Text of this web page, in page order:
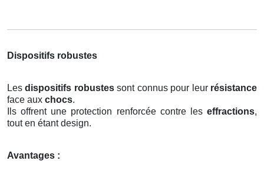
Dispositifs robustes
Lesdispositifs robustessont connus pour leur résistance
face aux chocs.
Ils offrent une protection renforcée contre les effractions,
tout en étant design.
Avantages :